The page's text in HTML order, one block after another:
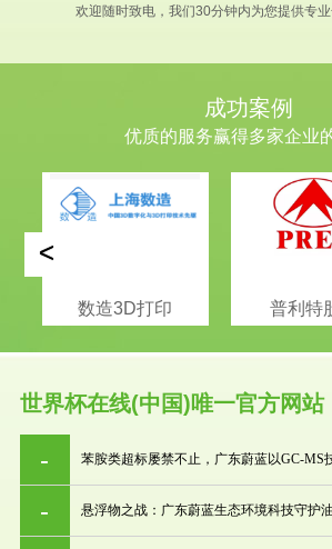
欢迎随时致电，我们30分钟内为您提供专
成功案例
优质的服务赢得多家企业
数造3D打印 普利特
<
世界杯在线(中国)唯一官方网站
苯胺类超标屡禁不止，广东蔚蓝以GC-MS
悬浮物之战：广东蔚蓝生态环境科技守护